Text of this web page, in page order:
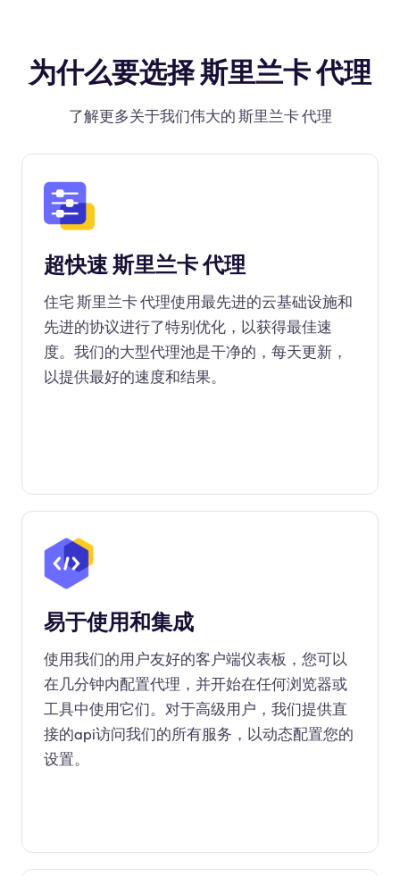
为什么要选择 斯里兰卡 代理
了解更多关于我们伟大的 斯里兰卡 代理
超快速 斯里兰卡 代理
住宅 斯里兰卡 代理使用最先进的云基础设施和
先进的协议进行了特别优化，以获得最佳速
度。我们的大型代理池是干净的，每天更新，
以提供最好的速度和结果。
易于使用和集成
使用我们的用户友好的客户端仪表板，您可以
在几分钟内配置代理，并开始在任何浏览器或
工具中使用它们。对于高级用户，我们提供直
接的api访问我们的所有服务，以动态配置您的
设置。